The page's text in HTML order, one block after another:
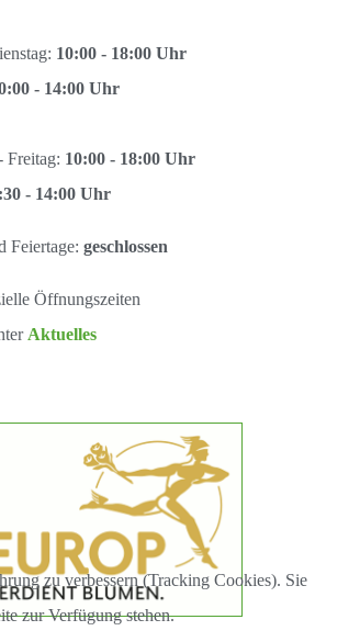
10:00 - 18:00 Uhr
- 14:00 Uhr
Freitag: 10:00 - 18:00 Uhr
- 14:00 Uhr
Feiertage: geschlossen
Öffnungszeiten
Aktuelles
zu verbessern (Tracking Cookies). Sie
zur Verfügung stehen.